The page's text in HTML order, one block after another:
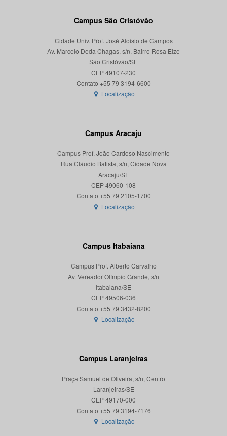
Campus São Cristóvão
Cidade Univ. Prof. José Aloísio de Campos
Av. Marcelo Deda Chagas, s/n, Bairro Rosa Elze
São Cristóvão/SE
CEP 49107-230
Localização
Campus Aracaju
Campus Prof. João Cardoso Nascimento
Rua Cláudio Batista, s/n, Cidade Nova
Aracaju/SE
CEP 49060-108
Localização
Campus Itabaiana
Campus Prof. Alberto Carvalho
Av. Vereador Olímpio Grande, s/n
Itabaiana/SE
CEP 49506-036
Localização
Campus Laranjeiras
Praça Samuel de Oliveira, s/n, Centro
Laranjeiras/SE
CEP 49170-000
Localização